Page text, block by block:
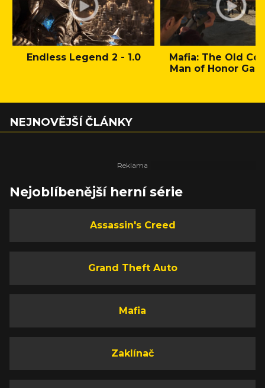
Endless Legend 2 - 1.0
Mafia: The Old
Man of Honor
NEJNOVĚJŠÍ ČLÁNKY
Nejoblíbenější herní série
Assassin's Creed
Grand Theft Auto
Mafia
Zaklínač